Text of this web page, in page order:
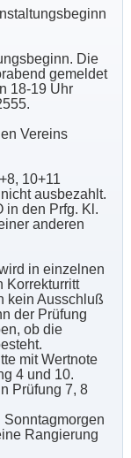
Die
gemeldet
18-19 Uhr
Vereins
10+11
ausbezahlt.
in den Prfg. Kl.
anderen
in einzelnen
Korrekturritt
kein Ausschluß
der Prüfung
ob die
mit Wertnote
4 und 10.
Prüfung 7, 8
Sonntagmorgen
Rangierung